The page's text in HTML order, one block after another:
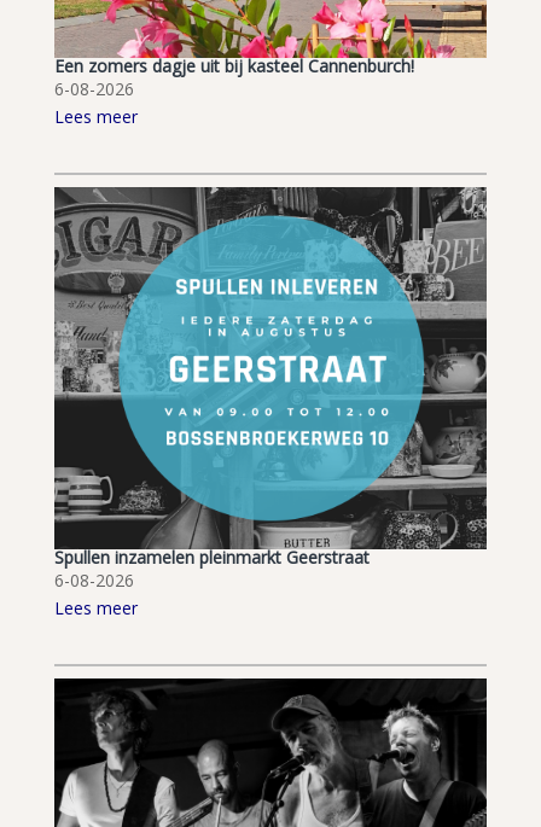
Een zomers dagje uit bij kasteel Cannenburch!
6-08-2026
Lees meer
Spullen inzamelen pleinmarkt Geerstraat
6-08-2026
Lees meer